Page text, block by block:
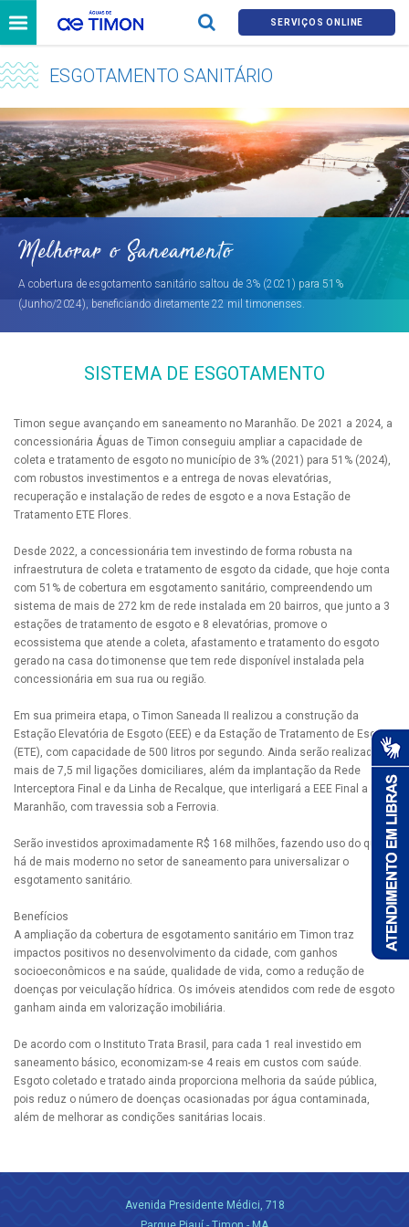
SERVIÇOS ONLINE
ESGOTAMENTO SANITÁRIO
Melhorar o Saneamento
A cobertura de esgotamento sanitário saltou de 3% (2021) para 51%
(Junho/2024), beneficiando diretamente 22 mil timonenses.
SISTEMA DE ESGOTAMENTO
Timon segue avançando em saneamento no Maranhão. De 2021 a 2024, a
concessionária Águas de Timon conseguiu ampliar a capacidade de
coleta e tratamento de esgoto no município de 3% (2021) para 51% (2024),
com robustos investimentos e a entrega de novas elevatórias,
recuperação e instalação de redes de esgoto e a nova Estação de
Tratamento ETE Flores.
Desde 2022, a concessionária tem investindo de forma robusta na
infraestrutura de coleta e tratamento de esgoto da cidade, que hoje conta
com 51% de cobertura em esgotamento sanitário, compreendendo um
sistema de mais de 272 km de rede instalada em 20 bairros, que junto a 3
estações de tratamento de esgoto e 8 elevatórias, promove o
ecossistema que atende a coleta, afastamento e tratamento do esgoto
gerado na casa do timonense que tem rede disponível instalada pela
concessionária em sua rua ou região.
Em sua primeira etapa, o Timon Saneada II realizou a construção da
Estação Elevatória de Esgoto (EEE) e da Estação de Tratamento de Esgoto
(ETE), com capacidade de 500 litros por segundo. Ainda serão realizadas
mais de 7,5 mil ligações domiciliares, além da implantação da Rede
Interceptora Final e da Linha de Recalque, que interligará a EEE Final a ETE
Maranhão, com travessia sob a Ferrovia.
Serão investidos aproximadamente R$ 168 milhões, fazendo uso do que
há de mais moderno no setor de saneamento para universalizar o
esgotamento sanitário.
Benefícios
A ampliação da cobertura de esgotamento sanitário em Timon traz
impactos positivos no desenvolvimento da cidade, com ganhos
socioeconômicos e na saúde, qualidade de vida, como a redução de
doenças por veiculação hídrica. Os imóveis atendidos com rede de esgoto
ganham ainda em valorização imobiliária.
De acordo com o Instituto Trata Brasil, para cada 1 real investido em
saneamento básico, economizam-se 4 reais em custos com saúde.
Esgoto coletado e tratado ainda proporciona melhoria da saúde pública,
pois reduz o número de doenças ocasionadas por água contaminada,
além de melhorar as condições sanitárias locais.
Avenida Presidente Médici, 718